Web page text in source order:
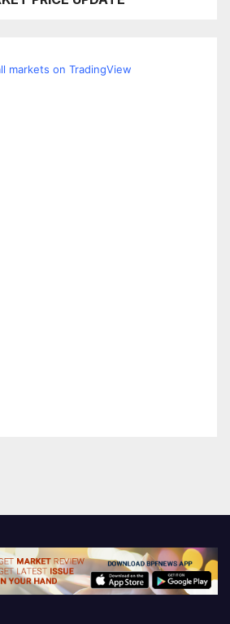
markets on TradingView